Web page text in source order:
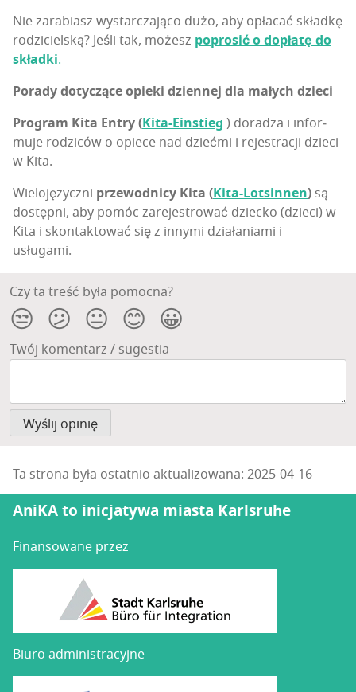
Nie zara­biasz wystar­cza­ją­co dużo, aby opła­cać skład­kę
rodzi­ciel­ską? Jeśli tak, możesz popro­sić o dopła­tę do
skład­ki.
Pora­dy doty­czą­ce opie­ki dzien­nej dla małych dzieci
Pro­gram Kita Entry (Kita-Ein­stieg ) dora­dza i infor­
mu­je rodzi­ców o opie­ce nad dzieć­mi i reje­stra­cji dzie­ci
w Kita.
Wie­lo­ję­zycz­ni prze­wod­ni­cy Kita (Kita-Lot­sin­nen) są
dostęp­ni, aby pomóc zare­je­stro­wać dziec­ko (dzie­ci) w
Kita i skon­tak­to­wać się z inny­mi dzia­ła­nia­mi i
usługami.
Czy ta treść była pomocna?
😒 😕 😐 😊 😀
Twój komentarz / sugestia
Ta strona była ostatnio aktualizowana: 2025-04-16
AniKA to inicjatywa miasta Karlsruhe
Finansowane przez
Biuro administracyjne